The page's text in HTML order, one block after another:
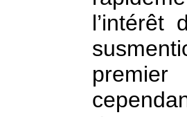
l’intérêt